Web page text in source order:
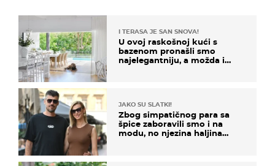
I TERASA JE SAN SNOVA!
U ovoj raskošnoj kući s
bazenom pronašli smo
najelegantniju, a možda i
JAKO SU SLATKI!
Zbog simpatičnog para sa
špice zaboravili smo i na
modu, no njezina haljina